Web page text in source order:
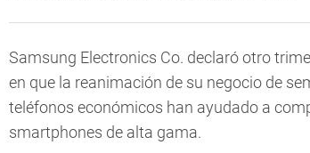
Samsung Electronics Co. declaró otro
en que la reanimación de su negocio de
teléfonos económicos han ayudado a
smartphones de alta gama.